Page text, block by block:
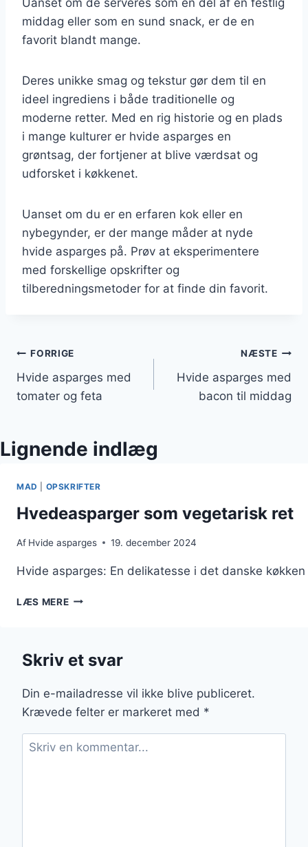
middag eller som en sund snack, er de en
favorit blandt mange.
Deres unikke smag og tekstur gør dem til en
ideel ingrediens i både traditionelle og
moderne retter. Med en rig historie og en plads
i mange kulturer er hvide asparges en
grøntsag, der fortjener at blive værdsat og
udforsket i køkkenet.
Uanset om du er en erfaren kok eller en
nybegynder, er der mange måder at nyde
hvide asparges på. Prøv at eksperimentere
med forskellige opskrifter og
tilberedningsmetoder for at finde din favorit.
Indlægsnavigation
FORRIGE
Hvide asparges med
tomater og feta
NÆSTE
Hvide asparges med
bacon til middag
Lignende indlæg
MAD OPSKRIFTER
Hvedeasparger som vegetarisk ret
Af Hvide asparges 19. december 2024
Hvide asparges: En delikatesse i det danske
LÆS MEREHVEDEASPARGER
Skriv et svar
Din e-mailadresse vil ikke blive publiceret.
Krævede felter er markeret med *